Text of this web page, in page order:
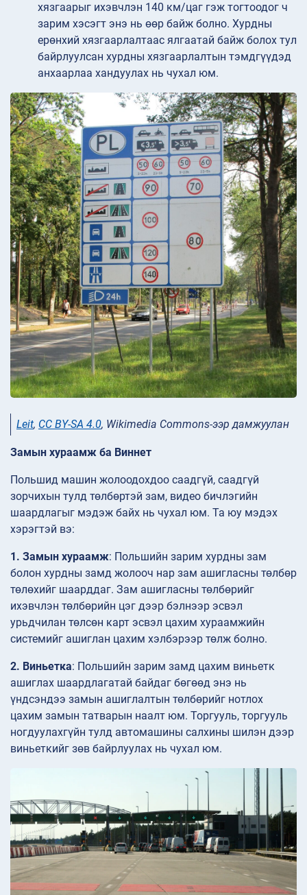
хязгаарыг ихэвчлэн 140 км/цаг гэж тогтоодог ч
зарим хэсэгт энэ нь өөр байж болно. Хурдны
ерөнхий хязгаарлалтаас ялгаатай байж болох тул
байрлуулсан хурдны хязгаарлалтын тэмдгүүдэд
анхаарлаа хандуулах нь чухал юм.
Leit, CC BY-SA 4.0, Wikimedia Commons-ээр дамжуулан
Замын хураамж ба Виннет
Польшид машин жолоодохдоо саадгүй, саадгүй
зорчихын тулд төлбөртэй зам, видео бичлэгийн
шаардлагыг мэдэж байх нь чухал юм. Та юу мэдэх
хэрэгтэй вэ:
1. Замын хураамж: Польшийн зарим хурдны зам
болон хурдны замд жолооч нар зам ашигласны төлбөр
төлөхийг шаарддаг. Зам ашигласны төлбөрийг
ихэвчлэн төлбөрийн цэг дээр бэлнээр эсвэл
урьдчилан төлсөн карт эсвэл цахим хураамжийн
системийг ашиглан цахим хэлбэрээр төлж болно.
2. Виньетка: Польшийн зарим замд цахим виньетк
ашиглах шаардлагатай байдаг бөгөөд энэ нь
үндсэндээ замын ашиглалтын төлбөрийг нотлох
цахим замын татварын наалт юм. Торгууль, торгууль
ногдуулахгүйн тулд автомашины салхины шилэн дээр
виньеткийг зөв байрлуулах нь чухал юм.